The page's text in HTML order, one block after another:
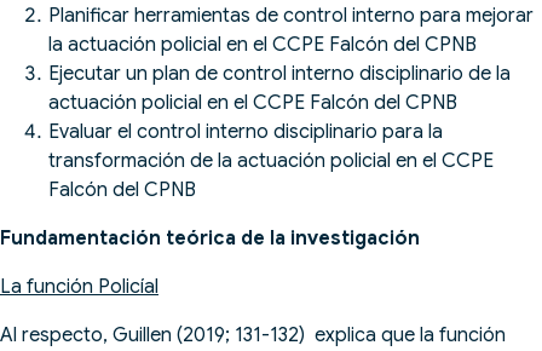
Planificar herramientas de control interno para mejorar
la actuación policial en el CCPE Falcón del CPNB
Ejecutar un plan de control interno disciplinario de la
actuación policial en el CCPE Falcón del CPNB
Evaluar el control interno disciplinario para la
transformación de la actuación policial en el CCPE
Falcón del CPNB
Fundamentación teórica de la investigación
La función Policíal
Al respecto, Guillen (2019; 131-132) explica que la función